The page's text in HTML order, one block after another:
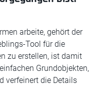
arbeite, gehört der
Tool für die
zu erstellen, ist damit
Grundobjekten,
verfeinert die Details